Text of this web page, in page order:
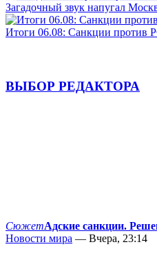
Загадочный звук напугал
Итоги 06.08: Санкции против
ВЫБОР РЕДАКТОРА
СюжетАдские санкции.
Новости мира — Вчера, 23:14